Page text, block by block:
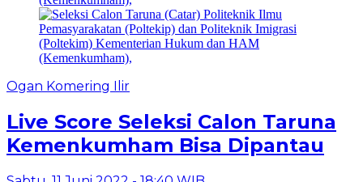
Ogan Komering Ilir
Live Score Seleksi Calon Taruna
Kemenkumham Bisa Dipantau